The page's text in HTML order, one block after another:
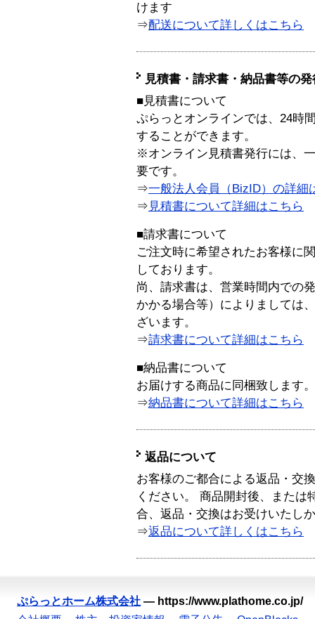
けます
⇒配送について詳しくはこちら
見積書・請求書・納品書等の
■見積書について
ぷらっとオンラインでは、24時
することができます。
※オンライン見積書発行には、
要です。
⇒一般法人会員（BizID）の詳細
⇒ 見積書について詳細はこちら
■請求書について
ご注文時に希望されたお客様に
しております。
尚、請求書は、営業時間内での
かかる場合等）によりましては
ざいます。
⇒請求書について詳細はこちら
■納品書について
お届けする商品に同梱致します。
⇒納品書について詳細はこちら
返品について
お客様のご都合による返品・交
ください。 商品開封後、または
合、返品・交換はお受けいたし
⇒返品について詳しくはこちら
ぷらっとホーム株式会社 — https://www.plathome.co.jp/